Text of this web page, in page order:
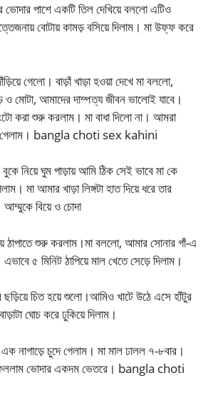
ভোদার পাশে একটি তিল দেখিয়ে বললো এটিও
বোটায় কামড় বসিয়ে দিলাম। মা উফ্ফ করে
গেলো। বাড়াঁ খাড়া হওয়া দেখে মা বললো,
ও মোটা, আমাদের দাম্পত্য জীবন ভালোই যাবে।
করা শুরু করলাম। মা বাধা দিলো না। আমরা
গেলাম। bangla choti sex kahini
বুকে নিয়ে ঘুম পাড়ায় আমি ঠিক সেই ভাবে মা কে
মা আমার খাড়া লিঙ্গটা হাত দিয়ে ধরে তার
বিয়ে ও চোদা
ঠাপাতে শুরু করলাম।মা বললো, আমার সোনার গাঁ-এ
৫ মিনিট ঠাপিয়ে মাল খেতে সেড়ে দিলাম।
ছড়িয়ে চিত হয়ে শুলো।আমিও খাটে উঠে এসে হাঁটুর
ঘোচ করে ঢুকিয়ে দিলাম।
এক নাগাড়ে চুদে গেলাম। মা মাল ঢালল ৭-৮বার।
ভোদার একদম ভেতরে। bangla choti